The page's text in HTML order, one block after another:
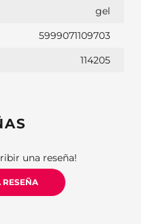
gel
5999071109703
114205
una reseña!
RESEÑA